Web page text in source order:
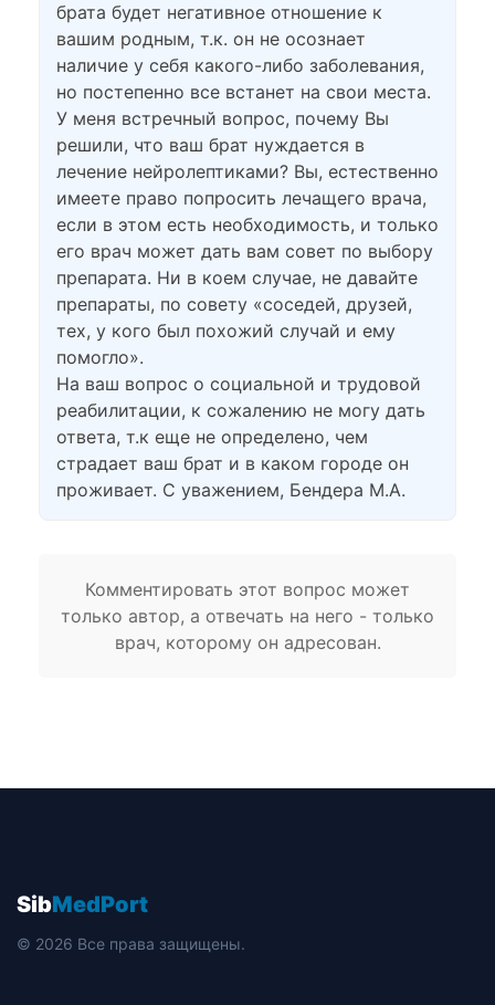
брата будет негативное отношение к
вашим родным, т.к. он не осознает
наличие у себя какого-либо заболевания,
но постепенно все встанет на свои места.
У меня встречный вопрос, почему Вы
решили, что ваш брат нуждается в
лечение нейролептиками? Вы, естественно
имеете право попросить лечащего врача,
если в этом есть необходимость, и только
его врач может дать вам совет по выбору
препарата. Ни в коем случае, не давайте
препараты, по совету «соседей, друзей,
тех, у кого был похожий случай и ему
помогло».
На ваш вопрос о социальной и трудовой
реабилитации, к сожалению не могу дать
ответа, т.к еще не определено, чем
страдает ваш брат и в каком городе он
проживает. С уважением, Бендера М.А.
Комментировать этот вопрос может
только автор, а отвечать на него - только
врач, которому он адресован.
SibMedPort
© 2026 Все права защищены.